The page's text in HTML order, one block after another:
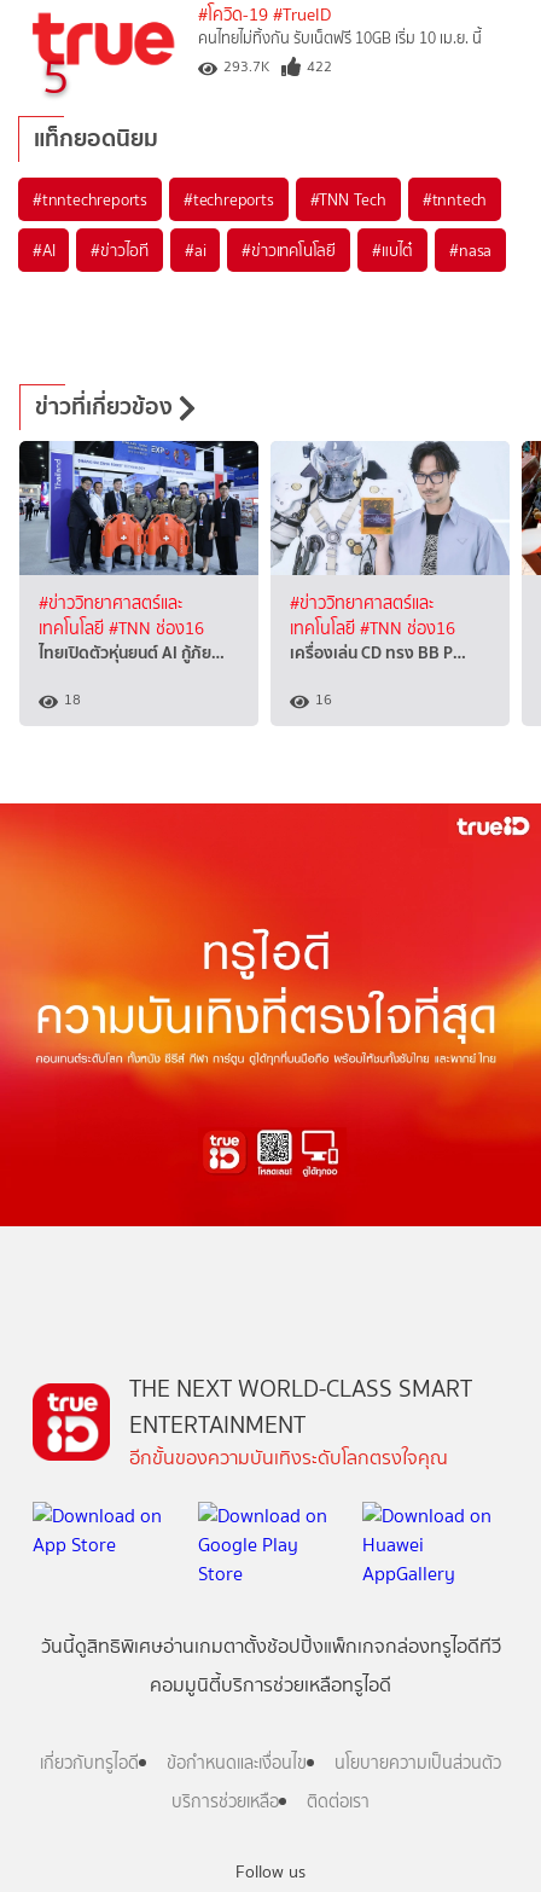
5
#โควิด-19 #TrueID
คนไทยไม่ทิ้งกัน รับเน็ตฟรี 10GB เริ่ม 10 เม.ย. นี้
293.7K 422
แท็กยอดนิยม
#tnntechreports #techreports #TNN Tech #tnntech
#AI #ข่าวไอที #ai #ข่าวเทคโนโลยี #แบไต๋ #nasa
ข่าวที่เกี่ยวข้อง
#ข่าววิทยาศาสตร์และ
เทคโนโลยี#TNN ช่อง16
ไทยเปิดตัวหุ่นยนต์ AI กู้ภัย…
18
#ข่าววิทยาศาสตร์และ
เทคโนโลยี#TNN ช่อง16
เครื่องเล่น CD ทรง BB P…
16
Follow us
THE NEXT WORLD-CLASS SMART
ENTERTAINMENT
อีกขั้นของความบันเทิงระดับโลกตรงใจคุณ
วันนี้ดูสิทธิพิเศษอ่านเกมตาตั้งช้อปปิ้งแพ็กเกจกล่องทรูไอดีทีวี
คอมมูนิตี้บริการช่วยเหลือทรูไอดี
เกี่ยวกับทรูไอดี ข้อกำหนดและเงื่อนไข
นโยบายความเป็นส่วนตัว
บริการช่วยเหลือ
ติดต่อเรา